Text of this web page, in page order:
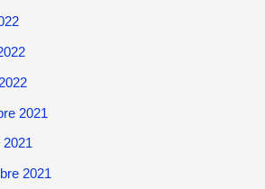
2021
2021